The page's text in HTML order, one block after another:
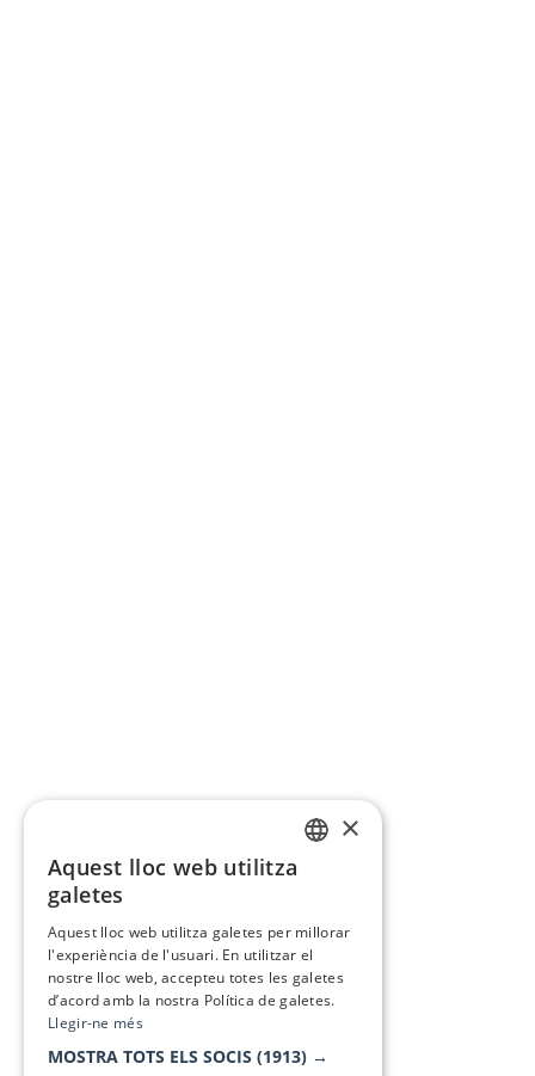
×
Aquest lloc web utilitza
galetes
Aquest lloc web utilitza galetes per millorar
l'experiència de l'usuari. En utilitzar el
nostre lloc web, accepteu totes les galetes
d’acord amb la nostra Política de galetes.
Llegir-ne més
MOSTRA TOTS ELS SOCIS (1913) →